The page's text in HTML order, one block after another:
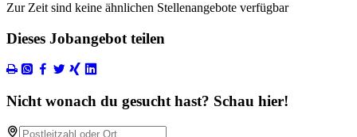
Zur Zeit sind keine ähnlichen Stellenangebote verfügbar
Dieses Jobangebot teilen
Nicht wonach du gesucht hast? Schau hier!